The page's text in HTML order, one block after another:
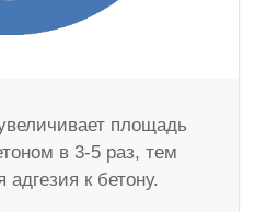
площадь
в 3-5 раз, тем
к бетону.